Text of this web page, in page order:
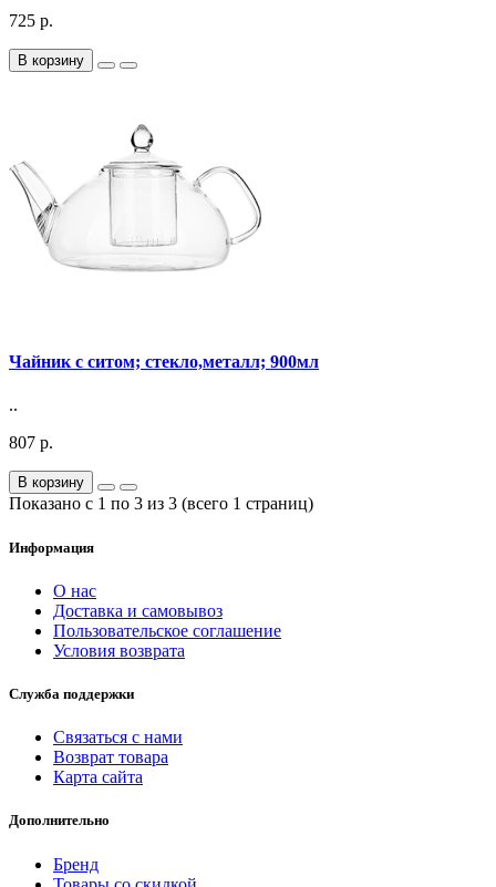
725 р.
В корзину
Чайник с ситом; стекло,металл; 900мл
..
807 р.
В корзину
Показано с 1 по 3 из 3 (всего 1 страниц)
Информация
О нас
Доставка и самовывоз
Пользовательское соглашение
Условия возврата
Служба поддержки
Связаться с нами
Возврат товара
Карта сайта
Дополнительно
Бренд